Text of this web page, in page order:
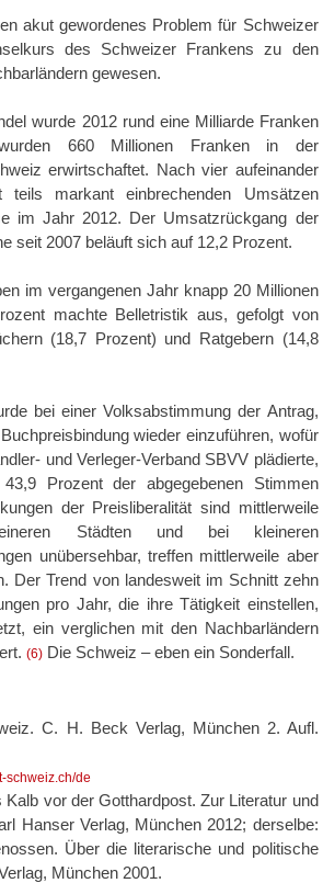
akut gewordenes Problem für Schweizer
des Schweizer Frankens zu den
gewesen.
wurde 2012 rund eine Milliarde Franken
660 Millionen Franken in der
erwirtschaftet. Nach vier aufeinander
teils markant einbrechenden Umsätzen
im Jahr 2012. Der Umsatzrückgang der
seit 2007 beläuft sich auf 12,2 Prozent.
im vergangenen Jahr knapp 20 Millionen
machte Belletristik aus, gefolgt von
(18,7 Prozent) und Ratgebern (14,8
bei einer Volksabstimmung der Antrag,
wieder einzuführen, wofür
und Verleger-Verband SBVV plädierte,
Prozent der abgegebenen Stimmen
der Preisliberalität sind mittlerweile
Städten und bei kleineren
unübersehbar, treffen mittlerweile aber
Der Trend von landesweit im Schnitt zehn
pro Jahr, die ihre Tätigkeit einstellen,
ein verglichen mit den Nachbarländern
(6) Die Schweiz – eben ein Sonderfall.
C. H. Beck Verlag, München 2. Aufl.
schweiz.ch/de
Kalb vor der Gotthardpost. Zur Literatur und
Hanser Verlag, München 2012; derselbe:
Über die literarische und politische
München 2001.